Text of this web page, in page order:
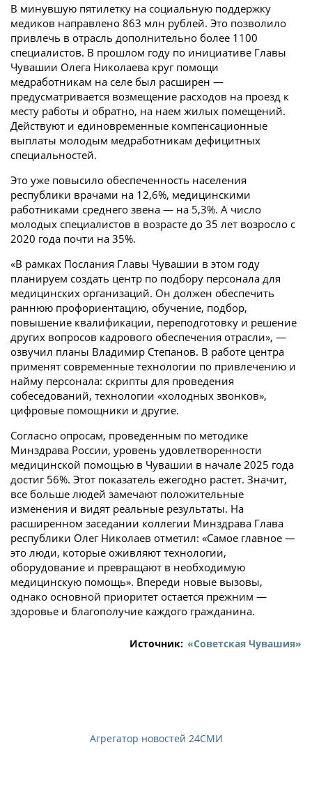
В минувшую пятилетку на социальную поддержку
медиков направлено 863 млн рублей. Это позволило
привлечь в отрасль дополнительно более 1100
специалистов. В прошлом году по инициативе Главы
Чувашии Олега Николаева круг помощи
медработникам на селе был расширен —
предусматривается возмещение расходов на проезд к
месту работы и обратно, на наем жилых помещений.
Действуют и единовременные компенсационные
выплаты молодым медработникам дефицитных
специальностей.
Это уже повысило обеспеченность населения
республики врачами на 12,6%, медицинскими
работниками среднего звена — на 5,3%. А число
молодых специалистов в возрасте до 35 лет возросло с
2020 года почти на 35%.
«В рамках Послания Главы Чувашии в этом году
планируем создать центр по подбору персонала для
медицинских организаций. Он должен обеспечить
раннюю профориентацию, обучение, подбор,
повышение квалификации, переподготовку и решение
других вопросов кадрового обеспечения отрасли», —
озвучил планы Владимир Степанов. В работе центра
применят современные технологии по привлечению и
найму персонала: скрипты для проведения
собеседований, технологии «холодных звонков»,
цифровые помощники и другие.
Согласно опросам, проведенным по методике
Минздрава России, уровень удовлетворенности
медицинской помощью в Чувашии в начале 2025 года
достиг 56%. Этот показатель ежегодно растет. Значит,
все больше людей замечают положительные
изменения и видят реальные результаты. На
расширенном заседании коллегии Минздрава Глава
республики Олег Николаев отметил: «Самое главное —
это люди, которые оживляют технологии,
оборудование и превращают в необходимую
медицинскую помощь». Впереди новые вызовы,
однако основной приоритет остается прежним —
здоровье и благополучие каждого гражданина.
Источник: «Советская Чувашия»
Агрегатор новостей 24СМИ